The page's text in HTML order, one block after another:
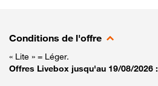
Conditions de l'offre
« Lite » = Léger.
Offres Livebox jusqu'au 19/08/2026 :